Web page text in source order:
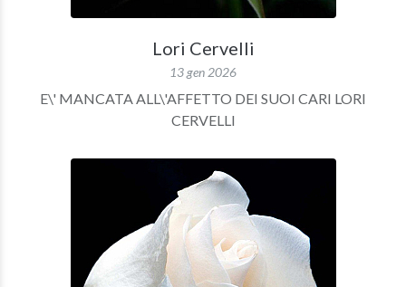
Lori Cervelli
13 gen 2026
E\' MANCATA ALL\'AFFETTO DEI SUOI CARI LORI
CERVELLI